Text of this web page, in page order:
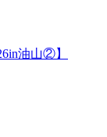
油山②】